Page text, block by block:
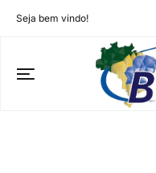
Seja bem vindo!